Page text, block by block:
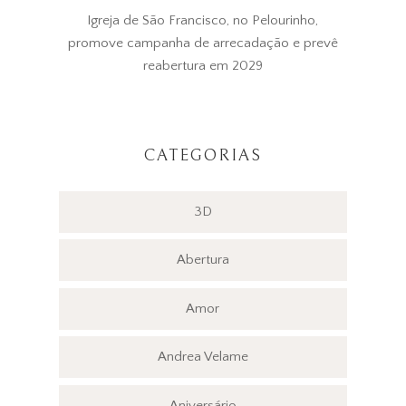
Igreja de São Francisco, no Pelourinho,
promove campanha de arrecadação e prevê
reabertura em 2029
CATEGORIAS
3D
Abertura
Amor
Andrea Velame